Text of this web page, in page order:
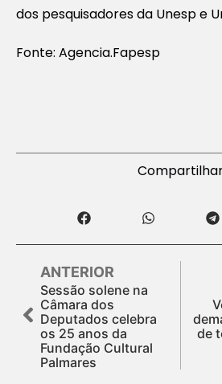
dos pesquisadores da Unesp e
Fonte: Agencia.Fapesp
ANTERIOR
Sessão solene na
Câmara dos
Deputados celebra
os 25 anos da
Fundação Cultural
Palmares
de